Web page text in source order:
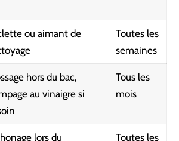
ou aimant de
Toutes les
semaines
hors du bac,
au vinaigre si
Tous les
mois
lors du Toutes les